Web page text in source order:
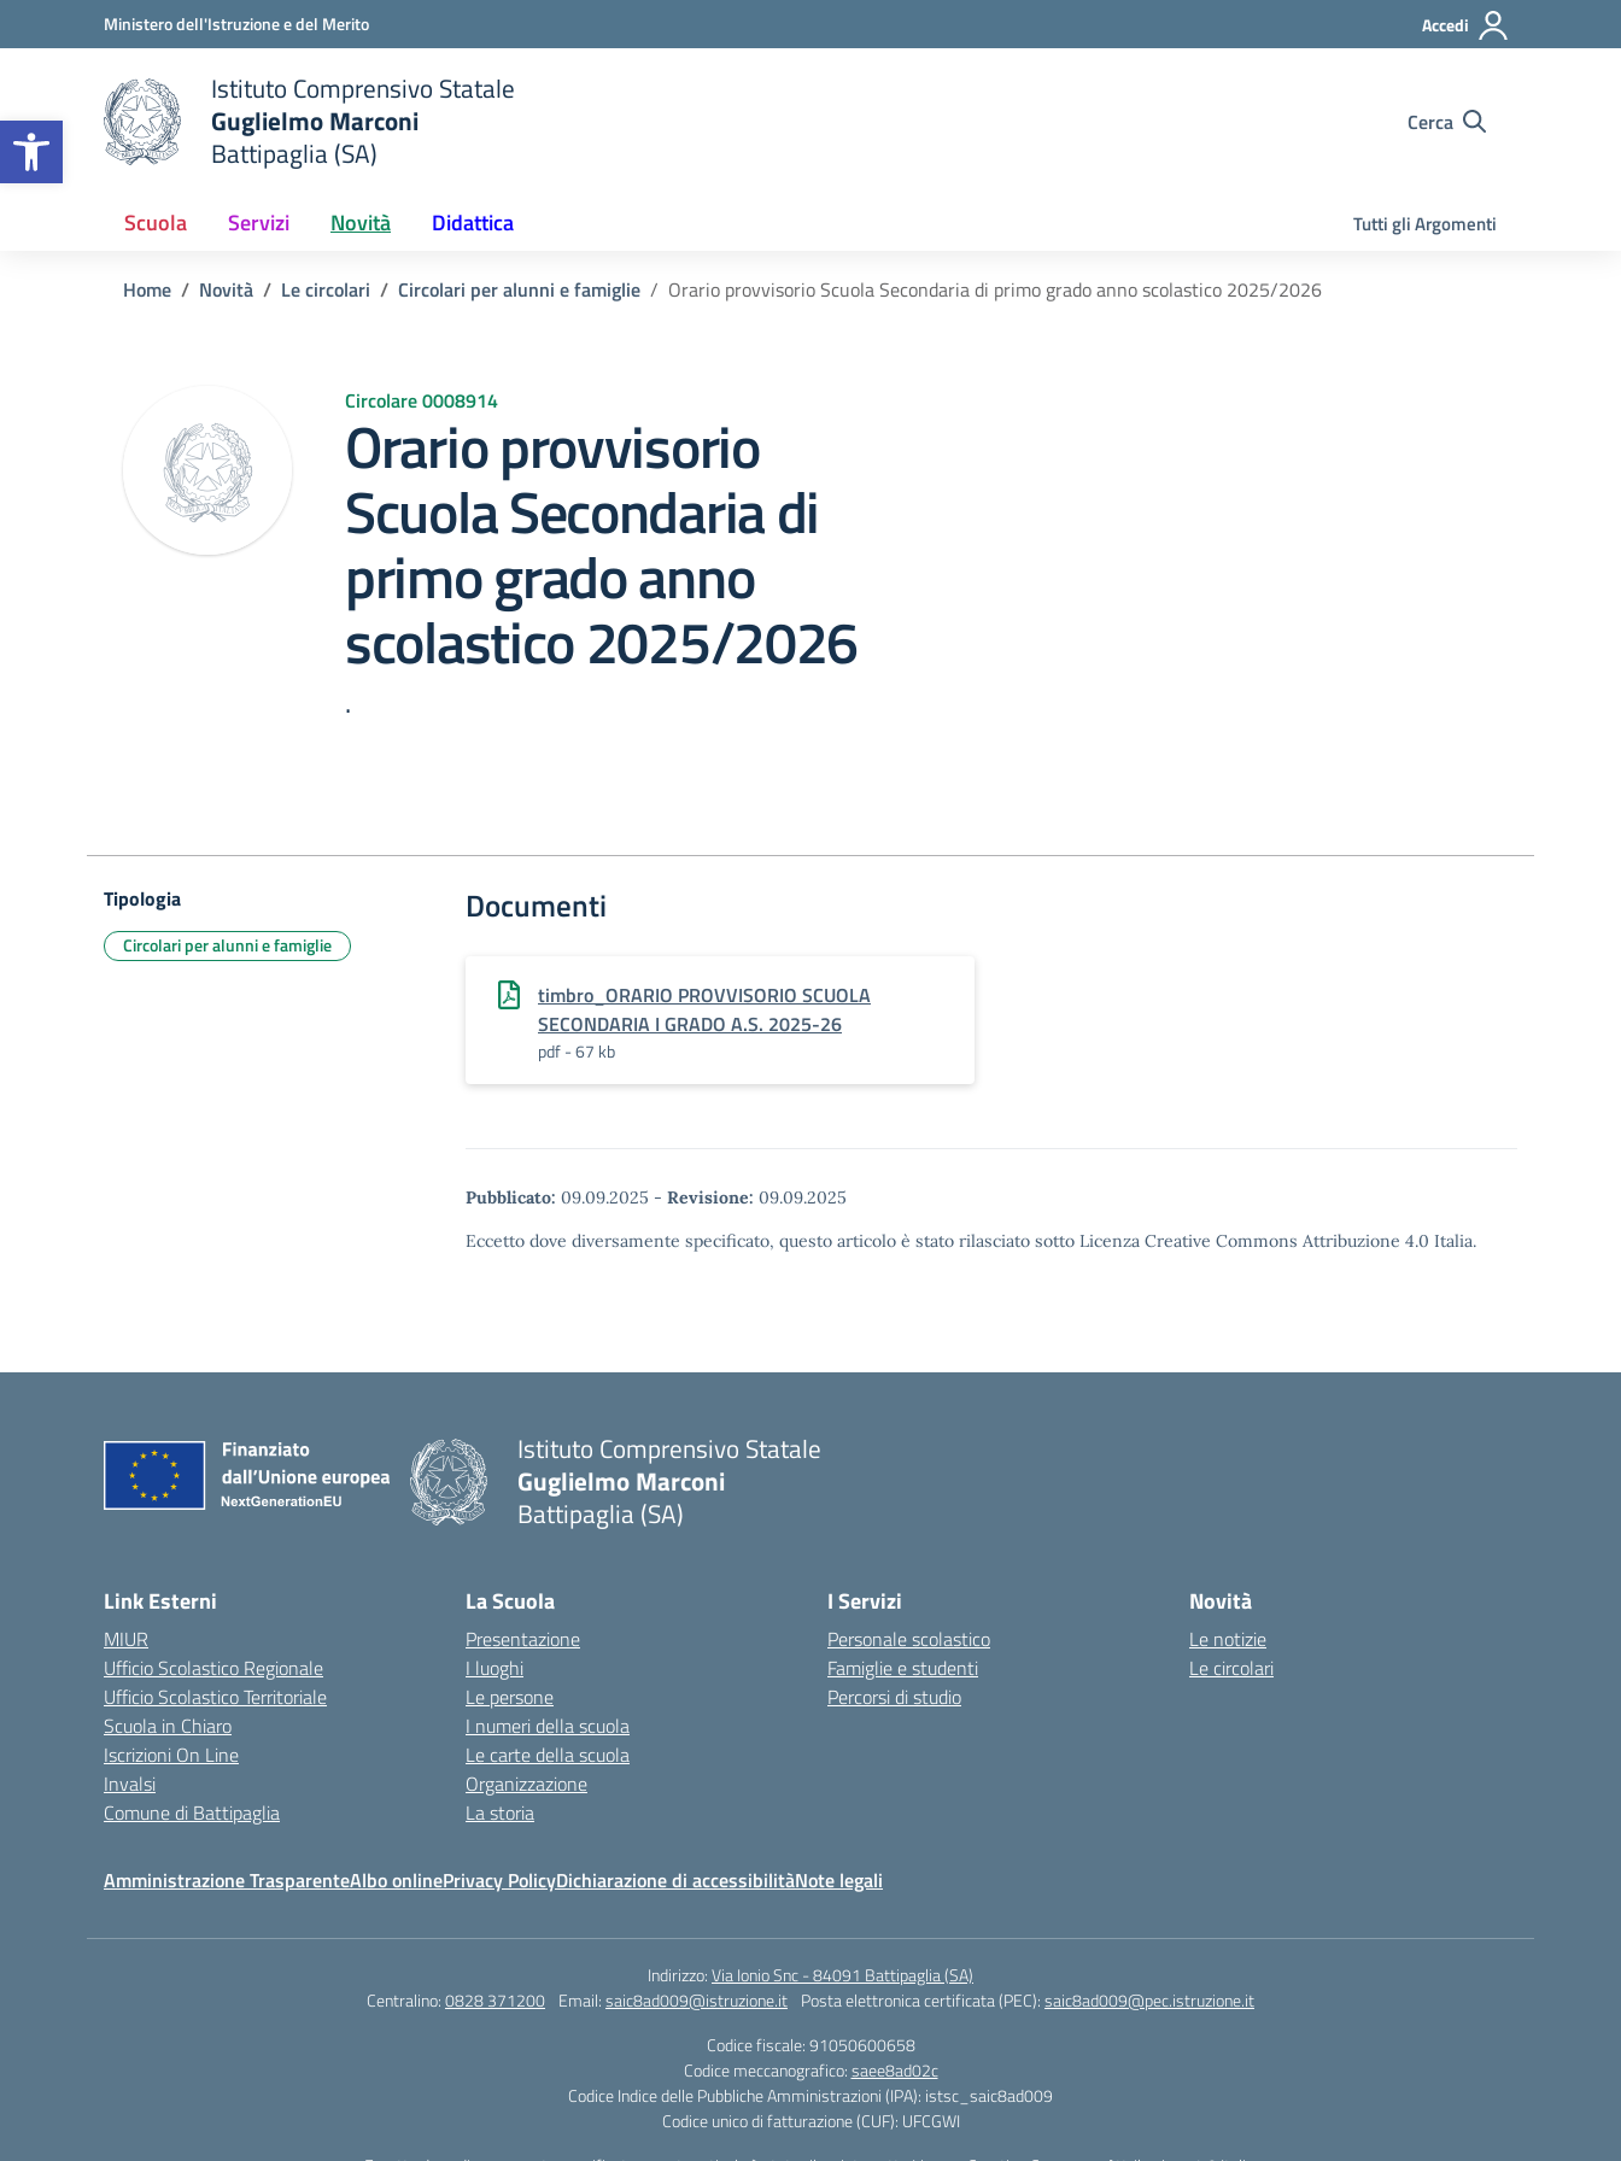
Apri la barra degli strumenti
Vai ai contenuti
Vai al menu di navigazioneMinistero dell'Istruzione e del Merito Accedi
scuola
Istituto Comprensivo Statale
Guglielmo Marconi
Battipaglia (SA)
Cerca
Scuola Servizi Novità Didattica Tutti gli Argomenti
Home Novità Le circolari Circolari per alunni e famiglie Orario provvisorio Scuola Secondaria di primo grado anno scolastico 2025/2026
Circolare 0008914
Orario provvisorio
Scuola Secondaria di
primo grado anno
scolastico 2025/2026
.
Documenti
timbro_ORARIO PROVVISORIO SCUOLA
SECONDARIA I GRADO A.S. 2025-26
pdf - 67 kb
Pubblicato: 09.09.2025 - Revisione: 09.09.2025
Eccetto dove diversamente specificato, questo articolo è stato rilasciato sotto Licenza Creative Commons Attribuzione 4.0 Italia.
Tipologia
Circolari per alunni e famiglie
Istituto Comprensivo Statale
Guglielmo Marconi
Battipaglia (SA)
Link Esterni
MIUR
Ufficio Scolastico Regionale
Ufficio Scolastico Territoriale
Scuola in Chiaro
Iscrizioni On Line
Invalsi
Comune di Battipaglia
La Scuola
Presentazione
I luoghi
Le persone
I numeri della scuola
Le carte della scuola
Organizzazione
La storia
I Servizi
Personale scolastico
Famiglie e studenti
Percorsi di studio
Novità
Le notizie
Le circolari
Amministrazione TrasparenteAlbo onlinePrivacy PolicyDichiarazione di accessibilitàNote legali
Indirizzo:Via Ionio Snc - 84091 Battipaglia (SA)
Centralino:0828 371200 Email:saic8ad009@istruzione.it Posta elettronica certificata (PEC):saic8ad009@pec.istruzione.it
Codice fiscale: 91050600658
Codice meccanografico:saee8ad02c
Codice Indice delle Pubbliche Amministrazioni (IPA): istsc_saic8ad009
Codice unico di fatturazione (CUF): UFCGWI